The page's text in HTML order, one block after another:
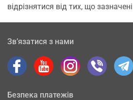
відрізнятися від тих, що
Зв’язатися з нами
Безпека платежів